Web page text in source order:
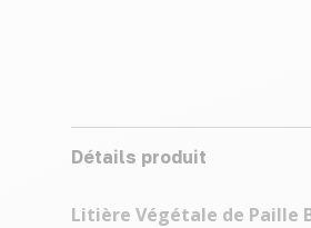
Détails produit
Litière Végétale de Paille